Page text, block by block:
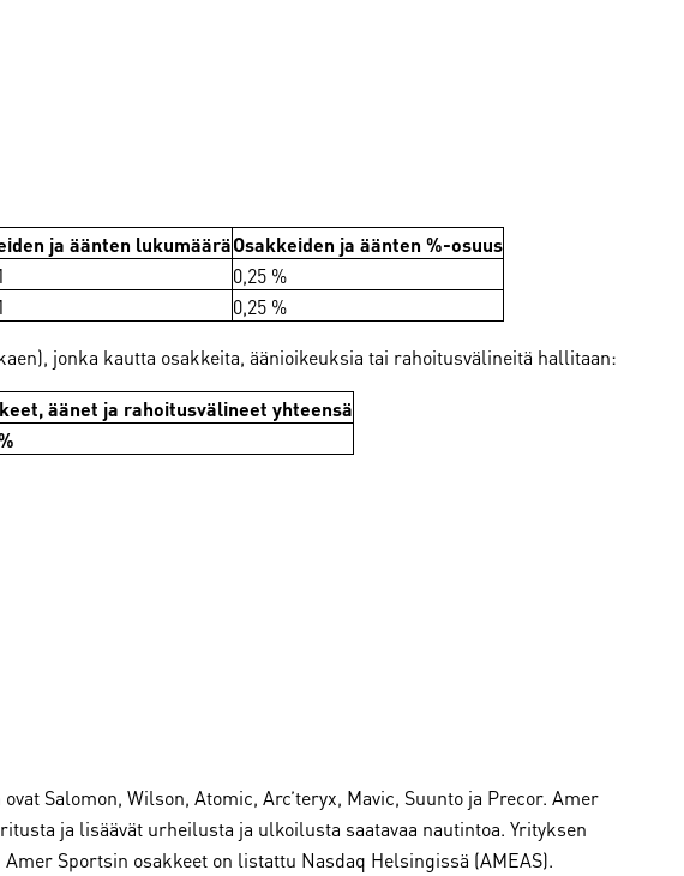
ja äänten lukumääräOsakkeiden ja äänten %-osuus
0,25 %
0,25 %
jonka kautta osakkeita, äänioikeuksia tai rahoitusvälineitä hallitaan:
äänet ja rahoitusvälineet yhteensä
Salomon, Wilson, Atomic, Arc’teryx, Mavic, Suunto ja Precor. Amer
ja lisäävät urheilusta ja ulkoilusta saatavaa nautintoa. Yrityksen
Sportsin osakkeet on listattu Nasdaq Helsingissä (AMEAS).